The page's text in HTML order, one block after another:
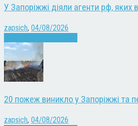
У Запоріжжі діяли агенти рф, яких
zapsich, 04/08/2026
20 пожеж виникло у Запоріжжі та
zapsich, 04/08/2026